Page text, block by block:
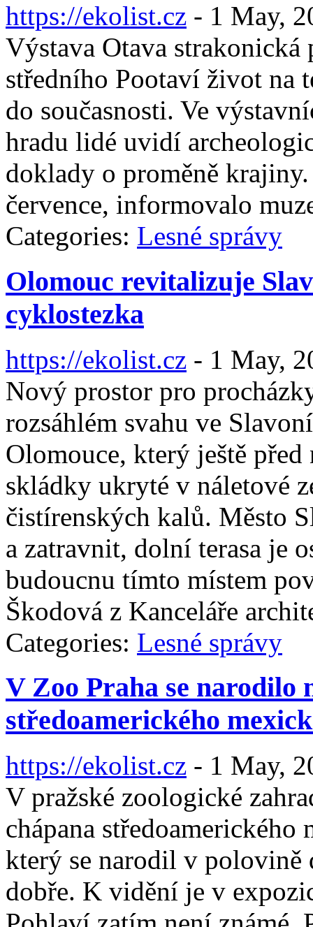
https://ekolist.cz - 1 May,
Výstava Otava
středního Pootaví život na
do současnosti. Ve
hradu lidé uvidí
doklady o proměně
července, informovalo
Categories: Lesné správy
Olomouc revitalizuje
cyklostezka
https://ekolist.cz - 1 May,
Nový prostor pro
rozsáhlém svahu ve
Olomouce, který ještě
skládky ukryté v náletové
čistírenských kalů. Město
a zatravnit, dolní terasa je
budoucnu tímto místem
Škodová z Kanceláře
Categories: Lesné správy
V Zoo Praha se narodilo
středoamerického
https://ekolist.cz - 1 May,
V pražské zoologické
chápana
který se narodil v polovině
dobře. K vidění je v